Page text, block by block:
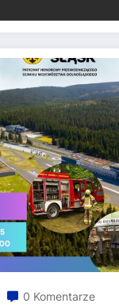
0 Komentarze